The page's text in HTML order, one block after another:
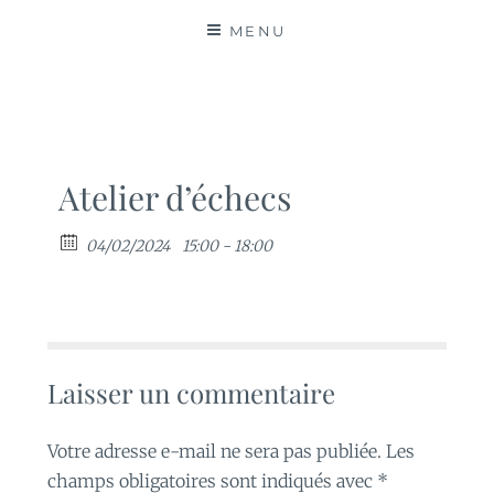
MENU
Atelier d’échecs
04/02/2024 15:00 - 18:00
Laisser un commentaire
Votre adresse e-mail ne sera pas publiée. Les
champs obligatoires sont indiqués avec *